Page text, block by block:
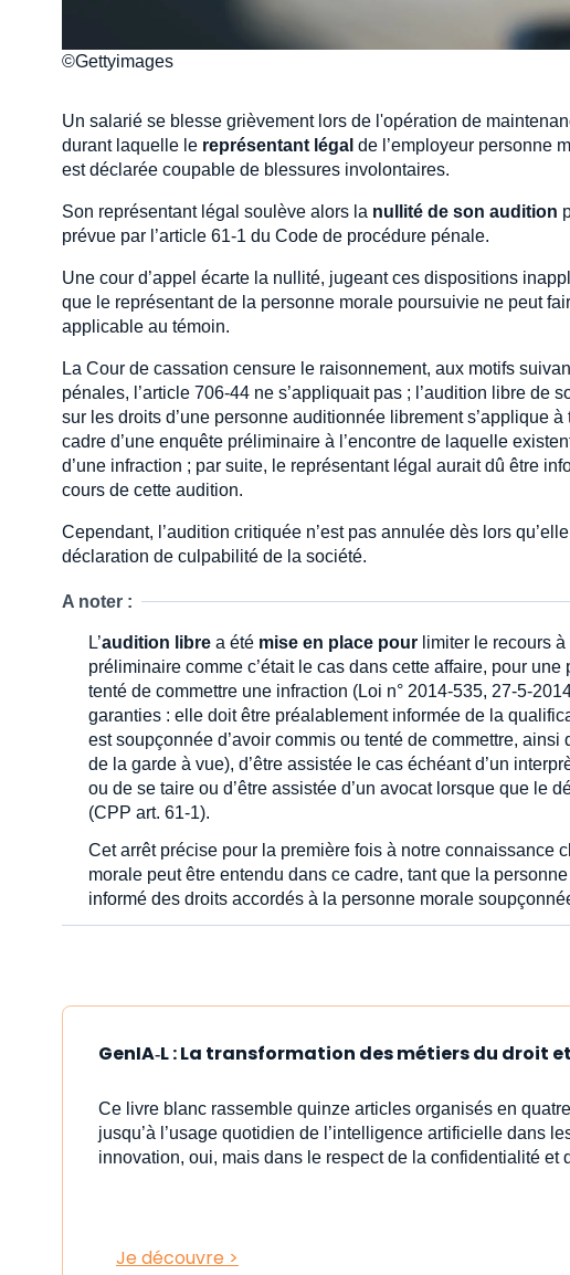
©Gettyimages
Un salarié se blesse grièvement lors de l'opération de
durant laquelle le représentant légal de l’employeur personne
est déclarée coupable de blessures involontaires.
Son représentant légal soulève alors la nullité de son audition
prévue par l’article 61-1 du Code de procédure pénale.
Une cour d’appel écarte la nullité, jugeant ces dispositions
que le représentant de la personne morale poursuivie ne peut
applicable au témoin.
La Cour de cassation censure le raisonnement, aux motifs
pénales, l’article 706-44 ne s’appliquait pas ; l’audition libre de
sur les droits d’une personne auditionnée librement s’applique à
cadre d’une enquête préliminaire à l’encontre de laquelle
d’une infraction ; par suite, le représentant légal aurait dû être
cours de cette audition.
Cependant, l’audition critiquée n’est pas annulée dès lors
déclaration de culpabilité de la société.
A noter :
L’audition libre a été mise en place pour limiter le recours
préliminaire comme c’était le cas dans cette affaire, pour
tenté de commettre une infraction (Loi n° 2014-535, 27-5-
garanties : elle doit être préalablement informée de la
est soupçonnée d’avoir commis ou tenté de commettre,
de la garde à vue), d’être assistée le cas échéant d’un
ou de se taire ou d’être assistée d’un avocat lorsque que le
(CPP art. 61-1).
Cet arrêt précise pour la première fois à notre connaissance
morale peut être entendu dans ce cadre, tant que la
informé des droits accordés à la personne morale
GenIA‑L : La transformation des métiers du droit
Ce livre blanc rassemble quinze articles organisés en
jusqu’à l’usage quotidien de l’intelligence artificielle dans
innovation, oui, mais dans le respect de la confidentialité et
Je découvre >